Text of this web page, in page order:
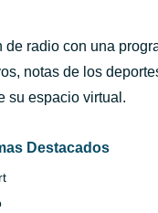
Zurdo
enamoré
El Klan de Porfi
de radio con una
notas de los
su espacio virtual.
Destacados